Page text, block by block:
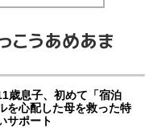
こうあめあま
歳息子、初めて「宿泊
心配した母を救った特
サポート